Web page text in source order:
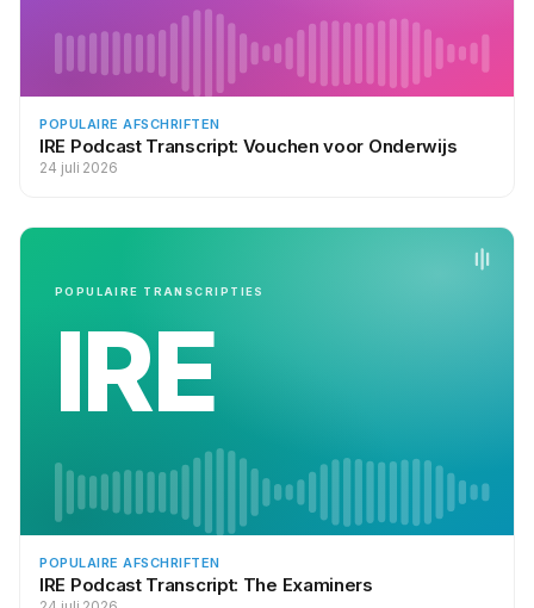
POPULAIRE AFSCHRIFTEN
IRE Podcast Transcript: Vouchen voor Onderwijs
24 juli 2026
POPULAIRE TRANSCRIPTIES
IRE
POPULAIRE AFSCHRIFTEN
IRE Podcast Transcript: The Examiners